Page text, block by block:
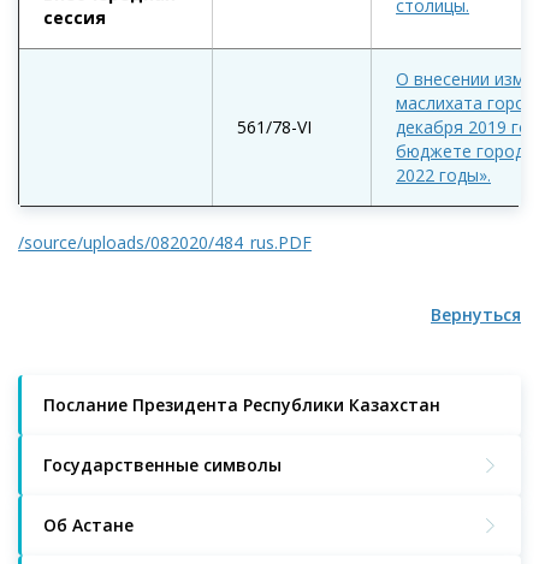
Послание Президента Республики Казахстан
Государственные символы
Об Астане
сессия
столицы.
561/78-VІ
О внесении
маслихата
декабря 2019
бюджете города
2022 годы».
/source/uploads/082020/484_rus.PDF
Вернуться